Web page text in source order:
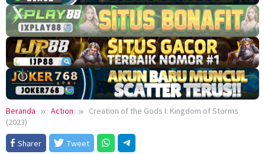
Beranda Action
Creation of the Gods I: Kingdom of Storms
(2023)
Sharer
Tweet